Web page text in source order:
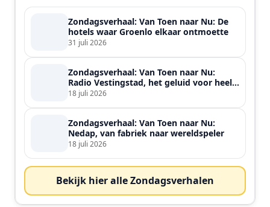
Zondagsverhaal: Van Toen naar Nu: De
hotels waar Groenlo elkaar ontmoette
31 juli 2026
Zondagsverhaal: Van Toen naar Nu:
Radio Vestingstad, het geluid voor heel
de streek
18 juli 2026
Zondagsverhaal: Van Toen naar Nu:
Nedap, van fabriek naar wereldspeler
18 juli 2026
Bekijk hier alle Zondagsverhalen